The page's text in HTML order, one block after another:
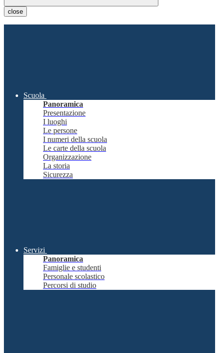
close
Scuola
Panoramica
Presentazione
I luoghi
Le persone
I numeri della scuola
Le carte della scuola
Organizzazione
La storia
Sicurezza
Servizi
Panoramica
Famiglie e studenti
Personale scolastico
Percorsi di studio